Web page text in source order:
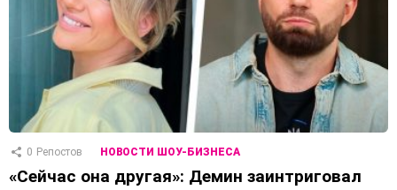
0 Репостов НОВОСТИ ШОУ-БИЗНЕСА
«Сейчас она другая»: Демин заинтриговал